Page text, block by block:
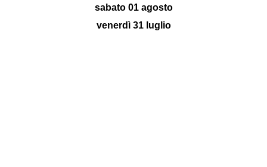
sabato 01 agosto
venerdì 31 luglio